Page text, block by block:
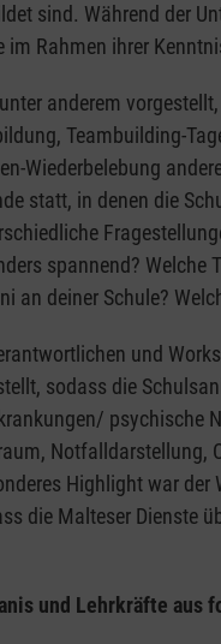
sind. Während der
Rahmen ihrer
anderem
Teambuilding-
Wiederbelebung
statt, in denen die
spannend?
an deiner Schule?
und
sodass die
psychische
Notfalldarstellung,
Highlight war
die Malteser Dienste
und Lehrkräfte aus